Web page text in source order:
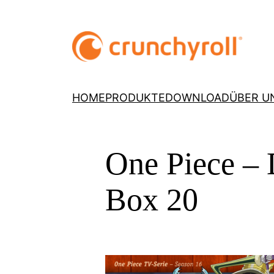
HOMEPRODUKTEDOWNLOADÜBER
One Piece
Box 20